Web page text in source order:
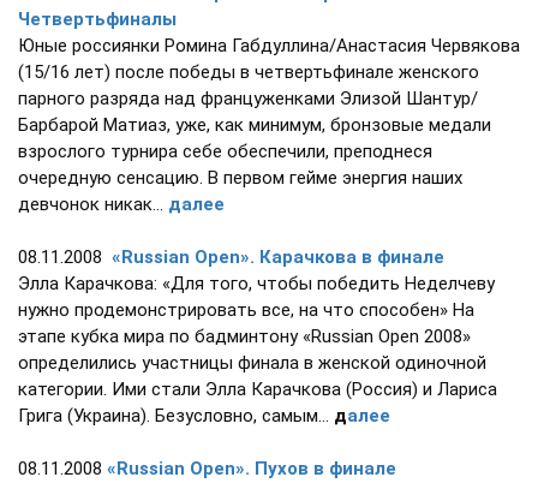
Четвертьфиналы
Юные россиянки Ромина Габдуллина/Анастасия Червякова
(15/16 лет) после победы в четвертьфинале женского
парного разряда над француженками Элизой Шантур/
Барбарой Матиаз, уже, как минимум, бронзовые медали
взрослого турнира себе обеспечили, преподнеся
очередную сенсацию. В первом гейме энергия наших
девчонок никак... далее
08.11.2008 «Russian Open». Карачкова в финале
Элла Карачкова: «Для того, чтобы победить Неделчеву
нужно продемонстрировать все, на что способен» На
этапе кубка мира по бадминтону «Russian Open 2008»
определились участницы финала в женской одиночной
категории. Ими стали Элла Карачкова (Россия) и Лариса
Грига (Украина). Безусловно, самым... далее
08.11.2008 «Russian Open». Пухов в финале